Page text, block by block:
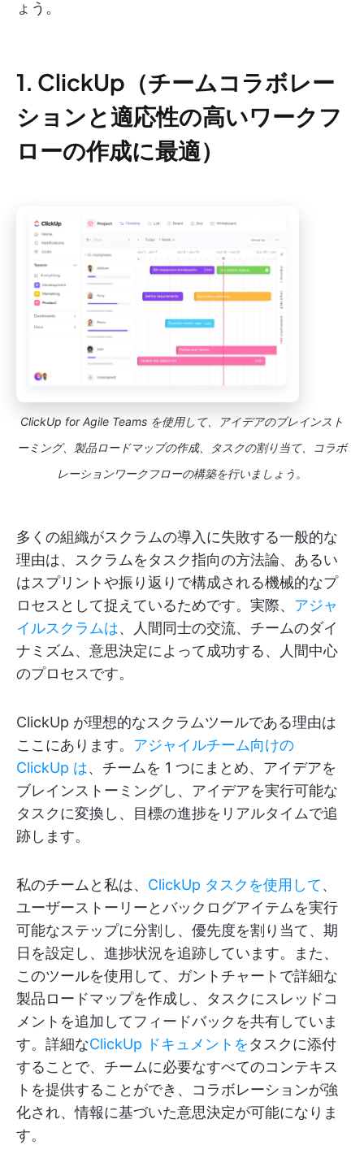
ょう。
1. ClickUp（チームコラボレー
ションと適応性の高いワークフ
ローの作成に最適）
ClickUp for Agile Teams を使用して、アイデアのブレインスト
ーミング、製品ロードマップの作成、タスクの割り当て、コラボ
レーションワークフローの構築を行いましょう。
多くの組織がスクラムの導入に失敗する一般的な
理由は、スクラムをタスク指向の方法論、あるい
はスプリントや振り返りで構成される機械的なプ
ロセスとして捉えているためです。実際、 アジャ
イルスクラムは、人間同士の交流、チームのダイ
ナミズム、意思決定によって成功する、人間中心
のプロセスです。
ClickUp が理想的なスクラムツールである理由は
ここにあります。 アジャイルチーム向けの
ClickUp は、チームを 1 つにまとめ、アイデアを
ブレインストーミングし、アイデアを実行可能な
タスクに変換し、目標の進捗をリアルタイムで追
跡します。
私のチームと私は、 ClickUp タスクを使用して、
ユーザーストーリーとバックログアイテムを実行
可能なステップに分割し、優先度を割り当て、期
日を設定し、進捗状況を追跡しています。また、
このツールを使用して、ガントチャートで詳細な
製品ロードマップを作成し、タスクにスレッドコ
メントを追加してフィードバックを共有していま
す。詳細なClickUp ドキュメントをタスクに添付
することで、チームに必要なすべてのコンテキス
トを提供することができ、コラボレーションが強
化され、情報に基づいた意思決定が可能になりま
す。